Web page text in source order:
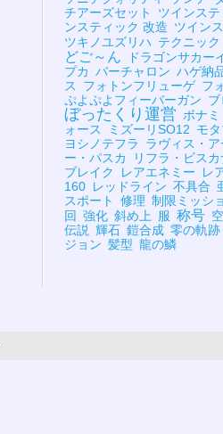
チアーズセット
ツインステ
ンスティック 改造 ツイン
ツキノユズリハ テクニック
どご～ん
ドラゴンサカー
プカ バーチャロン ハゲ納
ス
フォトンフリューゲ フ
ぷよぷよフィーバーガン
ぼったくり運営 ボナミ
ォース
ミズーリSO12 モ
ヨシノテフラ
ラヴィス・ア
ー・パスカ
リフラ・ビスカ
ブレイク
レアエネミー レ
160 レッドライン 不具合
スポート
修理 制限ミッシ
回 強化 斜め上 服 称号
伝説 輝石 鎧合成 零の軌跡
ジョン 髪型 龍の鱗